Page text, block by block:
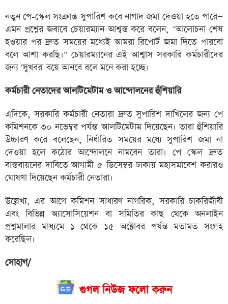
নতুন পে-স্কেল সংক্রান্ত সুপারিশ কবে নাগাদ জমা দেওয়া হতে পারে—
এমন প্রশ্নের জবাবে চেয়ারম্যান আশ্বস্ত করে বলেন, "আলোচনা শেষ
হওয়ার পর দ্রুত সময়ের মধ্যেই আমরা রিপোর্ট জমা দিতে পারবো
বলে আশা করছি।" চেয়ারম্যানের এই আশ্বাস সরকারি কর্মচারীদের
জন্য 'সুখবর' বয়ে আনবে বলে মনে করা হচ্ছে।
কর্মচারী নেতাদের আলটিমেটাম ও আন্দোলনের হুঁশিয়ারি
এদিকে, সরকারি কর্মচারী নেতারা দ্রুত সুপারিশ দাখিলের জন্য পে
কমিশনকে ৩০ নভেম্বর পর্যন্ত আলটিমেটাম দিয়েছেন। তারা হুঁশিয়ারি
উচ্চারণ করে বলেছেন, নির্ধারিত সময়ের মধ্যে সুপারিশ জমা না
দেওয়া হলে কঠোর আন্দোলনে নামবেন তারা। পে স্কেল দ্রুত
বাস্তবায়নের দাবিতে আগামী ৫ ডিসেম্বর ঢাকায় মহাসমাবেশ করারও
ঘোষণা দিয়েছেন কর্মচারী নেতারা।
উল্লেখ্য, এর আগে কমিশন সাধারণ নাগরিক, সরকারি চাকরিজীবী
এবং বিভিন্ন অ্যাসোসিয়েশন বা সমিতির কাছ থেকে অনলাইন
প্রশ্নমালার মাধ্যমে ১ থেকে ১৫ অক্টোবর পর্যন্ত মতামত সংগ্রহ
করেছিল।
সোহাগ/
গুগল নিউজ ফলো করুন